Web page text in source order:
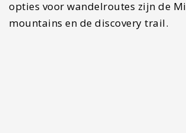
kan je hier geen foute keuze in
hoe dan ook een unieke ervaring. In